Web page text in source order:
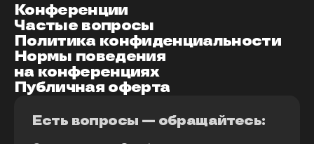
Конференции
Частые вопросы
Политика конфиденциальности
Нормы поведения
на конференциях
Публичная оферта
Есть вопросы — обращайтесь: